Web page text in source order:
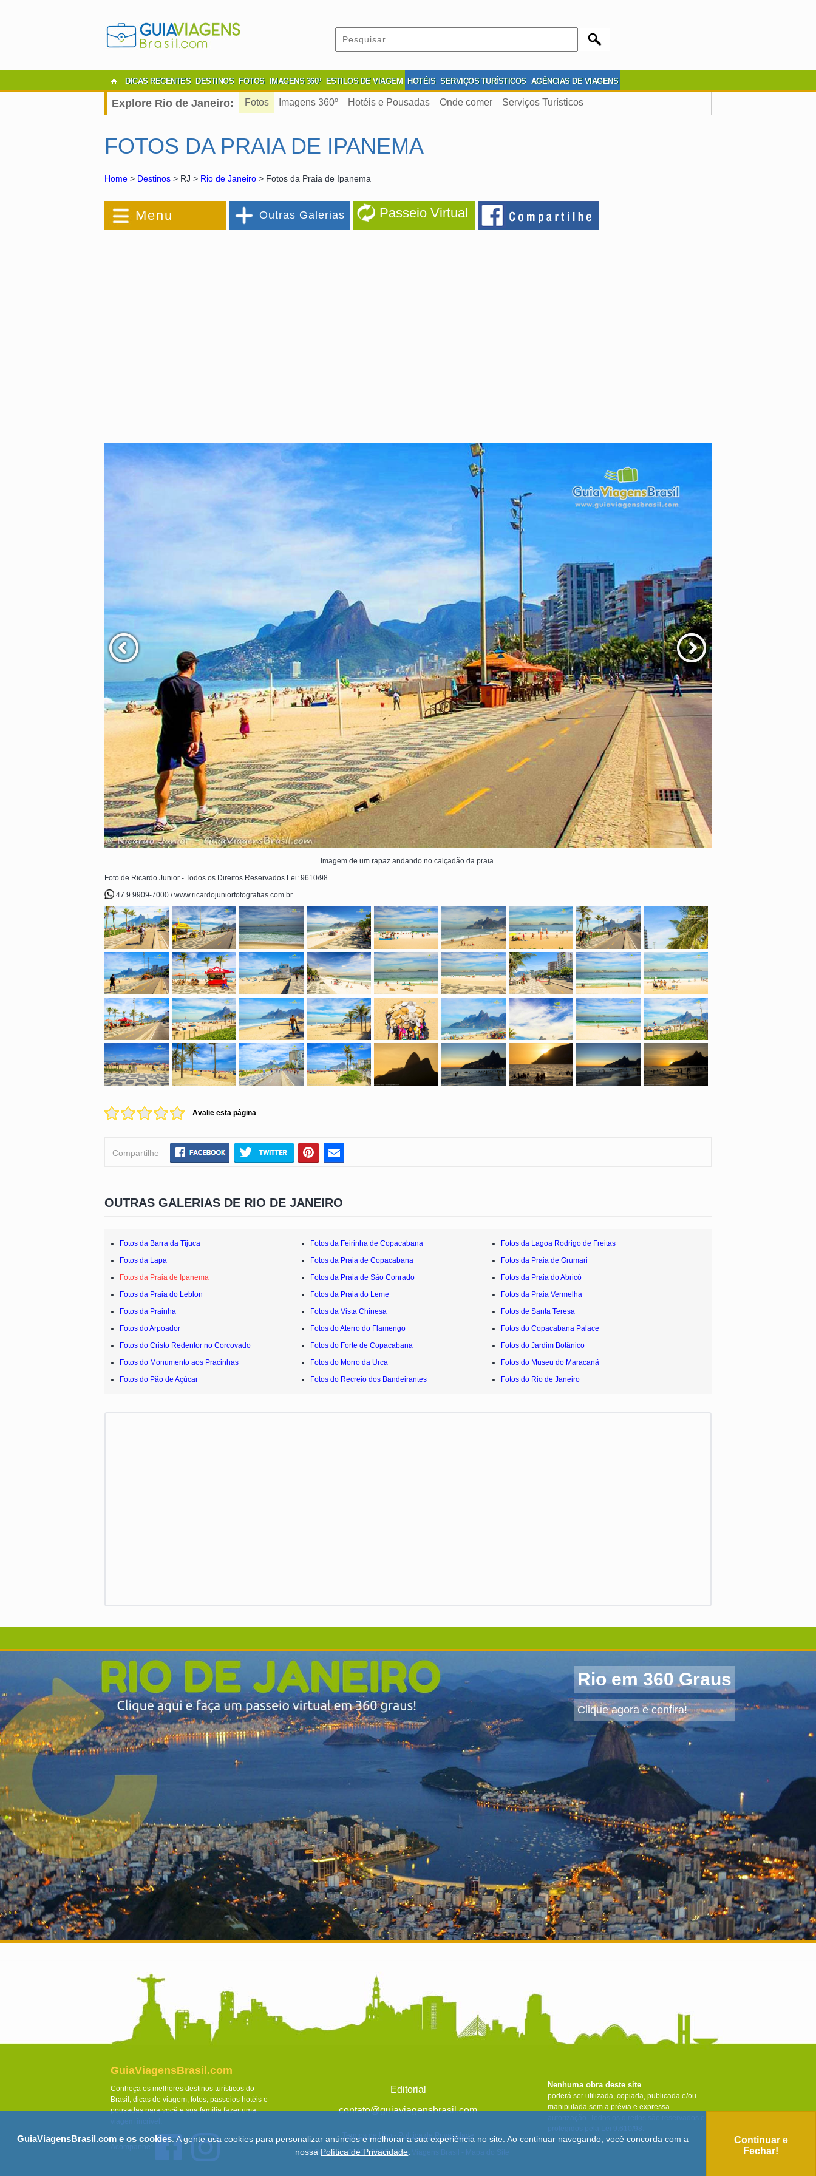
DICAS RECENTES DESTINOS FOTOS IMAGENS 360º ESTILOS DE VIAGEM HOTÉIS SERVIÇOS TURÍSTICOS AGÊNCIAS DE VIAGENS
Explore Rio de Janeiro: Fotos Imagens 360º Hotéis e Pousadas Onde comer Serviços Turísticos
FOTOS DA PRAIA DE IPANEMA
Home > Destinos > RJ > Rio de Janeiro > Fotos da Praia de Ipanema
Menu Outras Galerias Passeio Virtual
Imagem de um rapaz andando no calçadão da praia.
Foto de Ricardo Junior - Todos os Direitos Reservados Lei: 9610/98.
47 9 9909-7000 / www.ricardojuniorfotografias.com.br
Avalie esta página
Compartilhe
OUTRAS GALERIAS DE RIO DE JANEIRO
Fotos da Barra da Tijuca Fotos da Feirinha de Copacabana
Fotos da Lagoa Rodrigo de Freitas
Fotos da Lapa
Fotos da Praia de Copacabana
Fotos da Praia de Grumari
Fotos da Praia de Ipanema
Fotos da Praia de São Conrado
Fotos da Praia do Abricó
Fotos da Praia do Leblon
Fotos da Praia do Leme
Fotos da Praia Vermelha
Fotos da Prainha
Fotos da Vista Chinesa
Fotos de Santa Teresa
Fotos do Arpoador
Fotos do Aterro do Flamengo
Fotos do Copacabana Palace
Fotos do Cristo Redentor no Corcovado
Fotos do Forte de Copacabana
Fotos do Jardim Botânico
Fotos do Monumento aos Pracinhas
Fotos do Morro da Urca
Fotos do Museu do Maracanã
Fotos do Pão de Açúcar
Fotos do Recreio dos Bandeirantes Fotos do Rio de Janeiro
Rio em 360 Graus
Clique agora e confira!
GuiaViagensBrasil.com
Conheça os melhores destinos turísticos do
Brasil, dicas de viagem, fotos, passeios hotéis e
pousadas para você e sua família fazer uma
viagem incrível.
Acompanhe:
Editorial
contato@guiaviagensbrasil.com
Termos de Uso
Política de Privacidade
© Copyright 2013 - 2026 - Guia Viagens Brasil - Mapa do Site
Nenhuma obra deste site
poderá ser utilizada, copiada, publicada e/ou
manipulada sem a prévia e expressa
autorização. Todos os direitos são reservados e
protegidos pela Lei 9.610/98.
GuiaViagensBrasil.com e os cookies: A gente usa cookies para personalizar anúncios e melhorar a sua experiência no site. Ao continuar navegando, você concorda com a
nossa Política de Privacidade
Continuar e
Fechar!